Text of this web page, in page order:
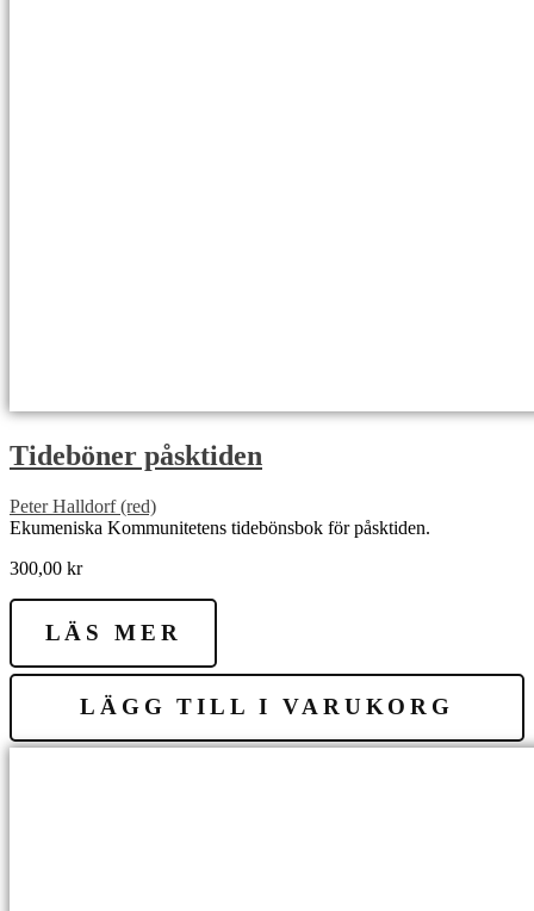
Tideböner påsktiden
Peter Halldorf (red)
Ekumeniska Kommunitetens tidebönsbok för påsktiden.
300,00 kr
LÄS MER
LÄGG TILL I VARUKORG